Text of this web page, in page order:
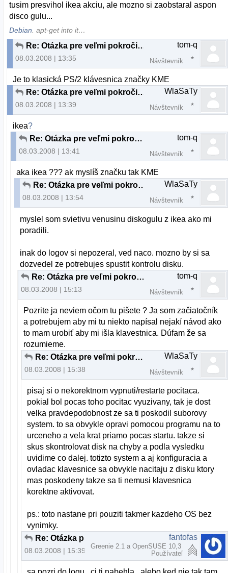
tusim presvihol ikea akciu, ale mozno si zaobstaral aspon
disco gulu...
Debian. apt-get into it…
Re: Otázka pre veľmi pokročilých až profesionálov
08.03.2008 | 13:35
tom-q
Návštevník
Je to klasická PS/2 klávesnica značky KME
Re: Otázka pre veľmi pokročilých až profesionálov
08.03.2008 | 13:39
WlaSaTy
Návštevník
ikea?
Re: Otázka pre veľmi pokročilých až profesionálov
08.03.2008 | 13:41
tom-q
Návštevník
aka ikea ??? ak myslíš značku tak KME
Re: Otázka pre veľmi pokročilých až profesionálov
08.03.2008 | 13:54
WlaSaTy
Návštevník
myslel som svietivu venusinu diskogulu z ikea ako mi
poradili.
inak do logov si nepozeral, ved naco. mozno by si sa
dozvedel ze potrebujes spustit kontrolu disku.
Re: Otázka pre veľmi pokročilých až profesionálov
08.03.2008 | 15:13
tom-q
Návštevník
Pozrite ja neviem očom tu pišete ? Ja som začiatočník
a potrebujem aby mi tu niekto napísal nejakí návod ako
to mam urobiť aby mi išla klavestnica. Dúfam že sa
rozumieme.
Re: Otázka pre veľmi pokročilých až profesionálov
08.03.2008 | 15:38
WlaSaTy
Návštevník
pisaj si o nekorektnom vypnuti/restarte pocitaca.
pokial bol pocas toho pocitac vyuzivany, tak je dost
velka pravdepodobnost ze sa ti poskodil suborovy
system. to sa obvykle opravi pomocou programu na to
urceneho a vela krat priamo pocas startu. takze si
skus skontrolovat disk na chyby a podla vysledku
uvidime co dalej. totizto system a aj konfiguracia a
ovladac klavesnice sa obvykle nacitaju z disku ktory
mas poskodeny takze sa ti nemusi klavesnica
korektne aktivovat.
ps.: toto nastane pri pouziti takmer kazdeho OS bez
vynimky.
08.03.2008 | 15:39
fantofas
Greenie 2.1 a OpenSUSE 10,3
Používateľ